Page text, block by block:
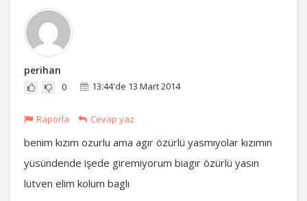
perihan
0 13:44'de 13 Mart 2014
Raporla Cevap yaz
benim kızım ozurlu ama agır özürlü yasmıyolar kızımın
yüsündende işede giremiyorum biagır özürlü yasın
lütven elim kolum baglı